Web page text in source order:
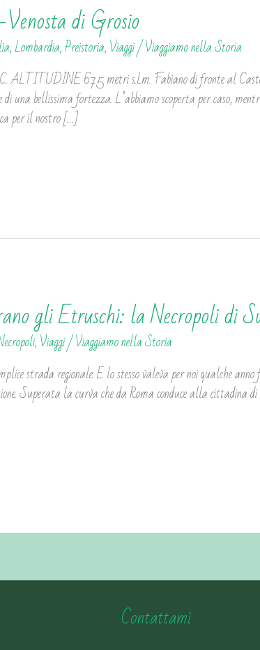
di Grosio
,Lombardia,Preistoria,Viaggi/Viaggiamo nella Storia
675 metri s.l.m. Fabiano di fronte al
una bellissima fortezza. L’abbiamo scoperta per caso,
per il nostro […]
gli Etruschi: la Necropoli di
,Viaggi/Viaggiamo nella Storia
strada regionale. E lo stesso valeva per noi qualche
Superata la curva che da Roma conduce alla cittadina
Contattami